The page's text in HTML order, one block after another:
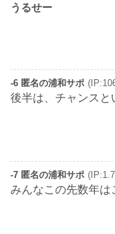
うるせー
-6 匿名の浦和サポ
後半は、チャンスと
-7 匿名の浦和サポ
みんなこの先数年は